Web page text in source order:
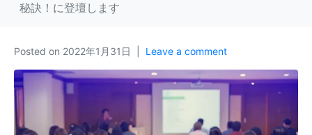
秘訣！に登壇します
Posted on 2022年1月31日 Leave a comment